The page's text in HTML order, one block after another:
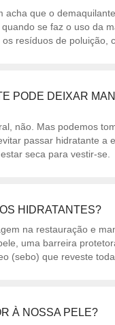
acha que o
se faz o uso da
resíduos de poluição,
PODE DEIXAR
não. Mas podemos
passar hidratante a
seca para vestir-se.
HIDRATANTES?
na restauração e
uma barreira
(sebo) que reveste toda
À NOSSA PELE?